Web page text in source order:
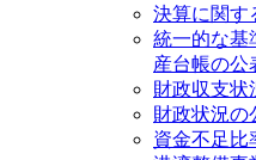
決算に関す
統一的な基
産台帳の公
財政収支状
財政状況の
資金不足比